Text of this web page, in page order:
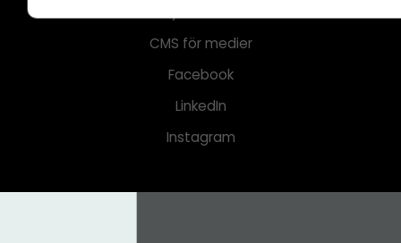
CMS för medier
Facebook
LinkedIn
Instagram